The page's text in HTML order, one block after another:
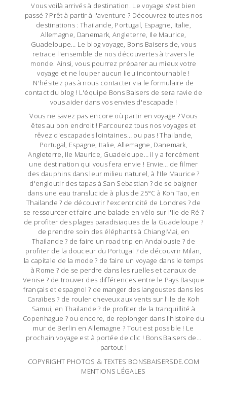
Vous voilà arrivés à destination. Le voyage s'est bien
passé ? Prêt à partir à l'aventure ? Découvrez toutes nos
destinations : Thailande, Portugal, Espagne, Italie,
Allemagne, Danemark, Angleterre, Ile Maurice,
Guadeloupe… Le blog voyage, Bons Baisers de, vous
retrace l'ensemble de nos découvertes à travers le
monde. Ainsi, vous pourrez préparer au mieux votre
voyage et ne louper aucun lieu incontournable !
N'hésitez pas à nous contacter via le formulaire de
contact du blog ! L'équipe Bons Baisers de sera ravie de
vous aider dans vos envies d'escapade !
Vous ne savez pas encore où partir en voyage ? Vous
êtes au bon endroit ! Parcourez tous nos voyages et
rêvez d'escapades lointaines… ou pas ! Thailande,
Portugal, Espagne, Italie, Allemagne, Danemark,
Angleterre, Ile Maurice, Guadeloupe… il y a forcément
une destination qui vous fera envie ! Envie… de filmer
des dauphins dans leur milieu naturel, à l'Ile Maurice ?
d'engloutir des tapas à San Sebastian ? de se baigner
dans une eau translucide à plus de 25°C à Koh Tao, en
Thailande ? de découvrir l'excentricité de Londres ? de
se ressourcer et faire une balade en vélo sur l'Ile de Ré ?
de profiter des plages paradisiaques de la Guadeloupe ?
de prendre soin des éléphants à Chiang Mai, en
Thailande ? de faire un road trip en Andalousie ? de
profiter de la douceur du Portugal ? de découvrir Milan,
la capitale de la mode ? de faire un voyage dans le temps
à Rome ? de se perdre dans les ruelles et canaux de
Venise ? de trouver des différences entre le Pays Basque
français et espagnol ? de manger des langoustes dans les
Caraïbes ? de rouler cheveux aux vents sur l'ile de Koh
Samui, en Thailande ? de profiter de la tranquillité à
Copenhague ? ou encore, de replonger dans l'histoire du
mur de Berlin en Allemagne ? Tout est possible ! Le
prochain voyage est à portée de clic ! Bons Baisers de…
partout !
COPYRIGHT PHOTOS & TEXTES BONSBAISERSDE.COM
MENTIONS LÉGALES